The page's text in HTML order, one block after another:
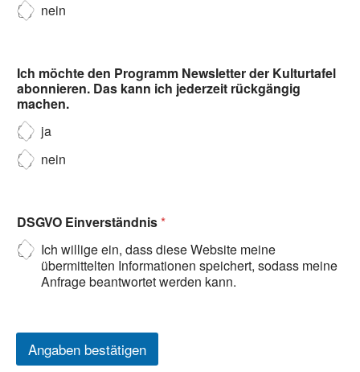
nein
Ich möchte den Programm Newsletter der Kulturtafel
abonnieren. Das kann ich jederzeit rückgängig
machen.
ja
nein
DSGVO Einverständnis*
Ich willige ein, dass diese Website meine
übermittelten Informationen speichert, sodass meine
Anfrage beantwortet werden kann.
Angaben bestätigen